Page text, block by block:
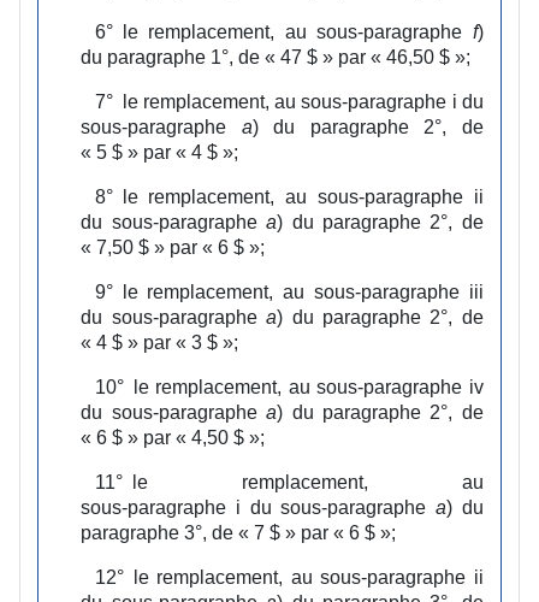
6° le remplacement, au sous‑paragraphe f)
du paragraphe 1°, de « 47 $ » par « 46,50 $ »;
7° le remplacement, au sous‑paragraphe i du
sous‑paragraphe a) du paragraphe 2°, de
« 5 $ » par « 4 $ »;
8° le remplacement, au sous‑paragraphe ii
du sous‑paragraphea) du paragraphe 2°, de
« 7,50 $ » par « 6 $ »;
9° le remplacement, au sous‑paragraphe iii
du sous‑paragraphea) du paragraphe 2°, de
« 4 $ » par « 3 $ »;
10° le remplacement, au sous‑paragraphe iv
du sous‑paragraphea) du paragraphe 2°, de
« 6 $ » par « 4,50 $ »;
11° le remplacement, au
sous‑paragraphe i du sous‑paragraphea) du
paragraphe 3°, de « 7 $ » par « 6 $ »;
12° le remplacement, au sous‑paragraphe ii